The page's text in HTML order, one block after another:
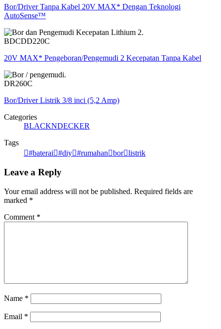
Bor/Driver Tanpa Kabel 20V MAX* Dengan Teknologi
AutoSense™
BDCDD220C
20V MAX* Pengeboran/Pengemudi 2 Kecepatan Tanpa Kabel
DR260C
Bor/Driver Listrik 3/8 inci (5,2 Amp)
Categories
BLACKNDECKER
Tags
#baterai
#diy #rumahan bor listrik
Leave a Reply
Your email address will not be published. Required fields are
marked *
Comment *
Name *
Email *